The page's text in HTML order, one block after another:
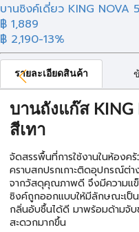
บานซิงค์เดี่ยว KING NOVA
฿ 1,889
฿ 2,190-13%
รายละเอียดสินค้า
บานถังแก๊ส KING
สีเทา
จัดสรรพื้นที่การใช้งานในห้อง
คราบสกปรกเกาะติดอุปกรณ์ต่
จากวัสดุคุณภาพดี จึงมีความแข็
ซิงค์ถูกออกแบบให้มีลักษณะเป็น
กลิ่นอับชื้นได้ดี มาพร้อมด้ามจั
สะดวกมากขึ้น